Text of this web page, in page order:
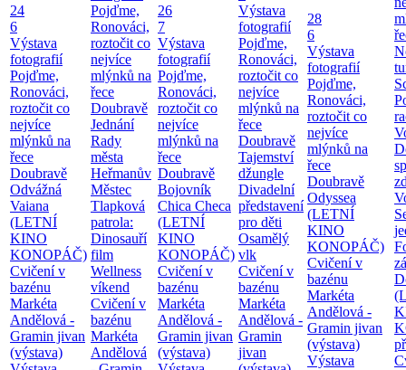
24
6
Výstava
fotografií
Pojďme,
Ronováci,
roztočit co
nejvíce
mlýnků na
řece
Doubravě
Odvážná
Vaiana
(LETNÍ
KINO
KONOPÁČ)
Cvičení v
bazénu
Markéta
Andělová -
Gramin jivan
(výstava)
Pojďme,
Ronováci,
roztočit co
nejvíce
mlýnků na
řece
Doubravě
Jednání
Rady
města
Heřmanův
Městec
Tlapková
patrola:
Dinosauří
film
Wellness
víkend
Cvičení v
bazénu
Markéta
Andělová
26
7
Výstava
fotografií
Pojďme,
Ronováci,
roztočit co
nejvíce
mlýnků na
řece
Doubravě
Bojovník
Chica Checa
(LETNÍ
KINO
KONOPÁČ)
Cvičení v
bazénu
Markéta
Andělová -
Gramin jivan
(výstava)
Výstava
fotografií
Pojďme,
Ronováci,
roztočit co
nejvíce
mlýnků na
řece
Doubravě
Tajemství
džungle
Divadelní
představení
pro děti
Osamělý
vlk
Cvičení v
bazénu
Markéta
Andělová -
Gramin
jivan
28
6
Výstava
fotografií
Pojďme,
Ronováci,
roztočit co
nejvíce
mlýnků na
řece
Doubravě
Odyssea
(LETNÍ
KINO
KONOPÁČ)
Cvičení v
bazénu
Markéta
Andělová -
Gramin jivan
(výstava)
Výstava